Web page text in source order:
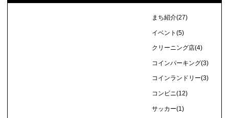
まち紹介(27)
イベント(5)
クリーニング店(4)
コインパーキング(3)
コインランドリー(3)
コンビニ(12)
サッカー(1)